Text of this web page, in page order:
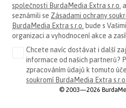
společnosti BurdaMedia Extra s.r.o.
seznámili se Zásadami ochrany
BurdaMedia Extra s.r.o. bude s
organizaci a vyhodnocení akce a
Chcete navíc dostávat i další
informace od našich partnerů?
zpracováním údajů k tomuto
soukromí BurdaMedia Extra s.r.o.
© 2003—2026